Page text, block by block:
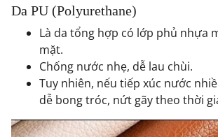
Da PU (Polyurethane)
Là da tổng hợp có lớp phủ nhựa
mặt.
Chống nước nhẹ, dễ lau chùi.
Tuy nhiên, nếu tiếp xúc nước
dễ bong tróc, nứt gãy theo thời